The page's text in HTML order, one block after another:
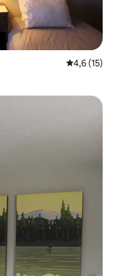
Évaluation
4,6 (15)